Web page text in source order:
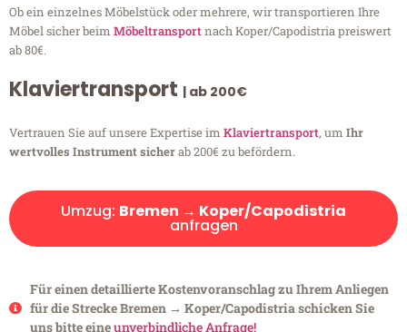
Ob ein einzelnes Möbelstück oder mehrere, wir transportieren Ihre
Möbel sicher beim Möbeltransportnach Koper/Capodistria preiswert
ab 80€.
Klaviertransport | ab 200€
Vertrauen Sie auf unsere Expertise im Klaviertransport, um Ihr
wertvolles Instrument sicherab 200€ zu befördern.
Umzug: Bremen → Koper/Capodistria
anfragen
Für einen detaillierte Kostenvoranschlag zu Ihrem Anliegen
für die Strecke Bremen → Koper/Capodistria schicken Sie
uns bitte eineunverbindliche Anfrage!